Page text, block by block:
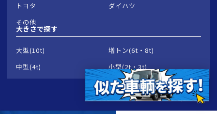
トヨタ
ダイハツ
その他
大きさで探す
大型(10t)
増トン(6t・8t)
中型(4t)
小型(2t・3t)
© 2026 Groowave Corporation.